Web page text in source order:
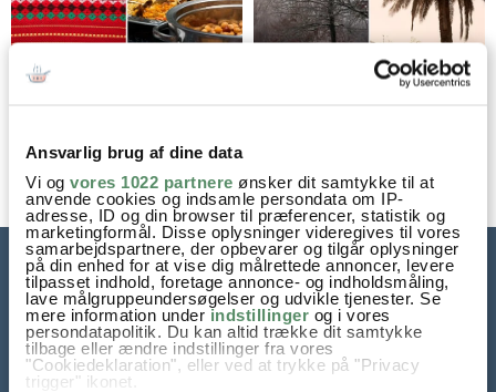
Ansvarlig brug af dine data
Vi og vores 1022 partnere ønsker dit samtykke til at
anvende cookies og indsamle persondata om IP-
adresse, ID og din browser til præferencer, statistik og
marketingformål. Disse oplysninger videregives til vores
samarbejdspartnere, der opbevarer og tilgår oplysninger
på din enhed for at vise dig målrettede annoncer, levere
tilpasset indhold, foretage annonce- og indholdsmåling,
lave målgruppeundersøgelser og udvikle tjenester. Se
mere information under indstillinger og i vores
persondatapolitik. Du kan altid trække dit samtykke
tilbage eller ændre indstillinger fra vores
"Cookiedeklaration", eller ved at trykke på "Privacy
trigger" ikonet.